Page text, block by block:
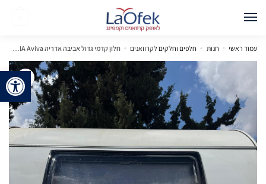
עמוד ראשי » חנות » חלפים וחלקים לקרוואנים » חלון קדמי גדול אביבה אדריה ADRIA Aviva
🔍